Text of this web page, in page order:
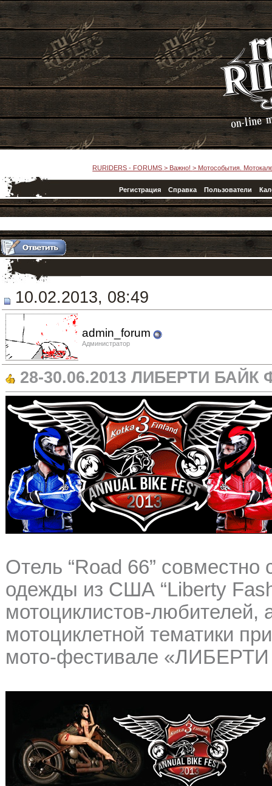
RURIDERS - FORUMS > Важно! > Мотособытия.
Регистрация Справка Пользователи
10.02.2013, 08:49
admin_forum
Администратор
28-30.06.2013 ЛИБЕРТИ БАЙК
Отель “Road 66” совместно
одежды из США “Liberty
мотоциклистов-любителей,
мотоциклетной тематики
мото-фестивале